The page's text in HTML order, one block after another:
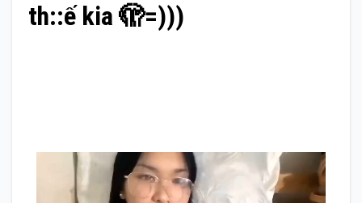
th::ế kia 🫣=)))